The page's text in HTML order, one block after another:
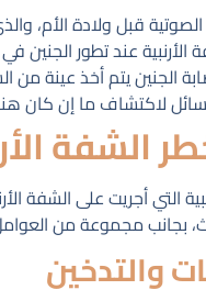
قبل ولادة الأم،
عند تطور الجنين
الجنين يتم أخذ عينة من
لاكتشاف ما إن كان
الشفة
بجانب مجموعة من
والتدخين